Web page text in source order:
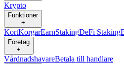
Krypto
Funktioner
+
KortKorgarEarnStakingDeFi Staking
Företag
+
VårdnadshavareBetala till handlare